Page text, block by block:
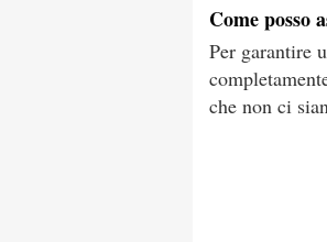
Come posso
Per garantire
che non ci